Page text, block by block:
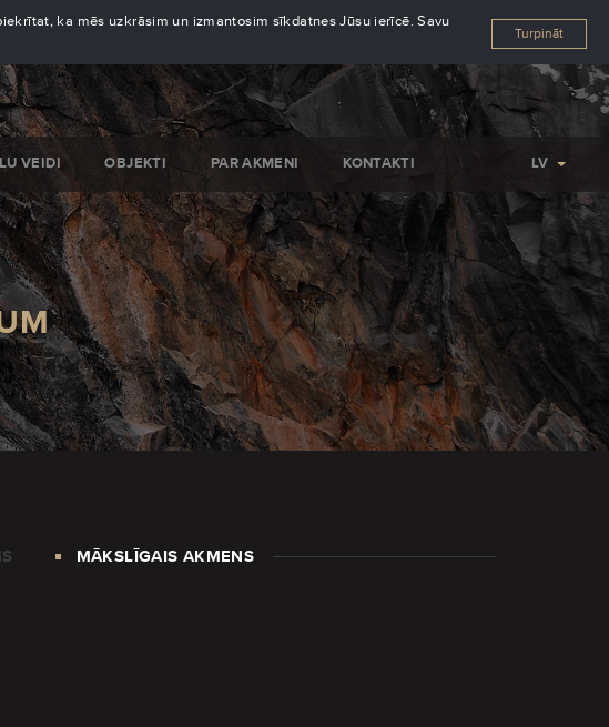
ka mēs uzkrāsim un izmantosim sīkdatnes Jūsu ierīcē. Savu
Turpināt
VEIDI OBJEKTI PAR AKMENI KONTAKTI LV
MĀKSLĪGAIS AKMENS